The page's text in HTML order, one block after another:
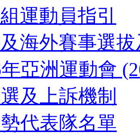
運動員指引
海外賽事選
亞洲運動會
及上訴機制
代表隊名單